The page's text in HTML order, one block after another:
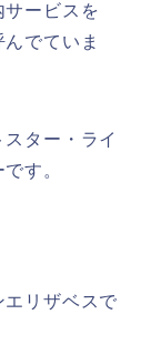
サービスを
でていま
ター・ライ
す。
リザベスで